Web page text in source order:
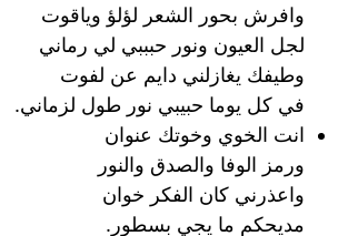
وافرش بحور الشعر لؤلؤ وياقوت
لجل العيون ونور حبببي لي رماني
وطيفك يغازلني دايم عن لفوت
في كل يوما حبيبي نور طول لزماني.
انت الخوي وخوتك عنوان
ورمز الوفا والصدق والنور
واعذرني كان الفكر خوان
مديحكم ما يجي بسطور.